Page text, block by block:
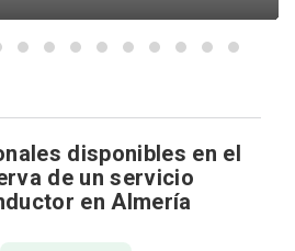
disponibles en el
de un servicio
en Almería